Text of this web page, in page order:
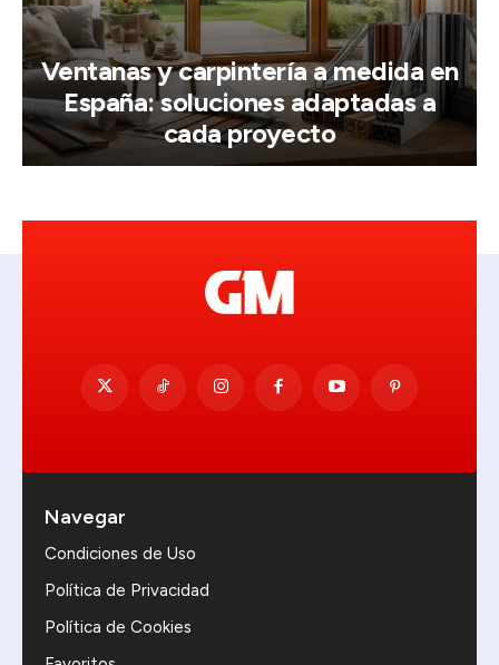
Ventanas y carpintería a medida en
España: soluciones adaptadas a
cada proyecto
Navegar
Condiciones de Uso
Política de Privacidad
Política de Cookies